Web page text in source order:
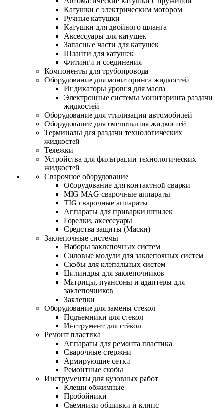
Катушки с электрическим мотором
Ручные катушки
Катушки для двойного шланга
Аксессуары для катушек
Запасные части для катушек
Шланги для катушек
Фитинги и соединения
Компоненты для трубопровода
Оборудование для мониторинга жидкостей
Индикаторы уровня для масла
Электронные системы мониторинга раздачи
жидкостей
Оборудование для утилизации автомобилей
Оборудование для смешивания жидкостей
Терминалы для раздачи технологических
жидкостей
Тележки
Устройства для фильтрации технологических
жидкостей
Сварочное оборудование
Оборудование для контактной сварки
MIG MAG сварочные аппараты
TIG сварочные аппараты
Аппараты для приварки шпилек
Горелки, аксессуары
Средства защиты (Маски)
Заклепочные системы
Наборы заклепочных систем
Силовые модули для заклепочных систем
Скобы для клепальных систем
Цилиндры для заклепочников
Матрицы, пуансоны и адаптеры для
заклепочников
Заклепки
Оборудование для замены стекол
Подъемники для стекол
Инструмент для стёкол
Ремонт пластика
Аппараты для ремонта пластика
Сварочные стержни
Армирующие сетки
Ремонтные скобы
Инструменты для кузовных работ
Клещи обжимные
Пробойники
Съемники обшивки и клипс